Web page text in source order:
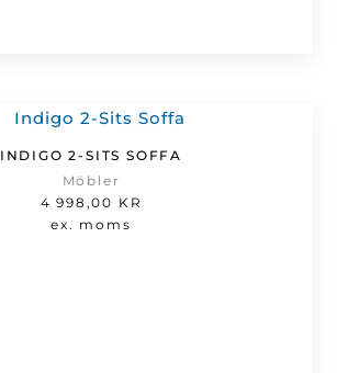
INDIGO 2-SITS SOFFA
Möbler
4 998,00 KR
ex. moms